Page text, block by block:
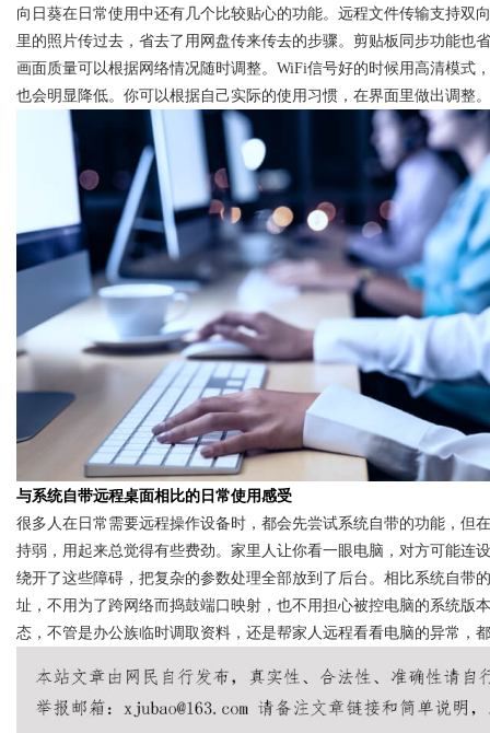
向日葵在日常使用中还有几个比较贴心的功能。远程文件传输支持双
里的照片传过去，省去了用网盘传来传去的步骤。剪贴板同步功能也
画面质量可以根据网络情况随时调整。WiFi信号好的时候用高清模式
也会明显降低。你可以根据自己实际的使用习惯，在界面里做出调整。
与系统自带远程桌面相比的日常使用感受
很多人在日常需要远程操作设备时，都会先尝试系统自带的功能，但
持弱，用起来总觉得有些费劲。家里人让你看一眼电脑，对方可能连
绕开了这些障碍，把复杂的参数处理全部放到了后台。相比系统自带
址，不用为了跨网络而捣鼓端口映射，也不用担心被控电脑的系统版
态，不管是办公族临时调取资料，还是帮家人远程看看电脑的异常，